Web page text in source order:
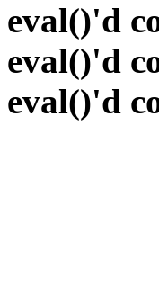
eval()'d
eval()'d
eval()'d